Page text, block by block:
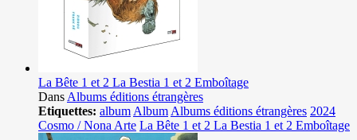
La Bête 1 et 2 La Bestia 1 et 2 Emboîtage
Dans Albums éditions étrangères
Etiquettes: album Album Albums éditions étrangères 2024
Cosmo / Nona Arte La Bête 1 et 2 La Bestia 1 et 2 Emboîtage